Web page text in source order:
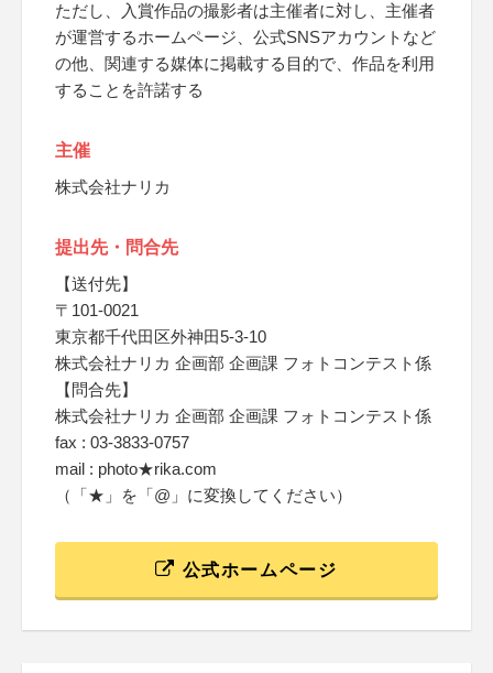
ただし、入賞作品の撮影者は主催者に対し、主催者
が運営するホームページ、公式SNSアカウントなど
の他、関連する媒体に掲載する目的で、作品を利用
することを許諾する
主催
株式会社ナリカ
提出先・問合先
【送付先】
〒101-0021
東京都千代田区外神田5-3-10
株式会社ナリカ 企画部 企画課 フォトコンテスト係
【問合先】
株式会社ナリカ 企画部 企画課 フォトコンテスト係
fax : 03-3833-0757
mail : photo★rika.com
（「★」を「@」に変換してください）
公式ホームページ